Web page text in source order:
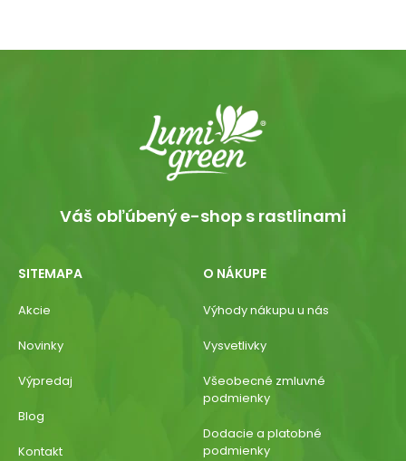
Váš obľúbený e-shop s rastlinami
SITEMAPA
Akcie
Novinky
Výpredaj
Blog
Kontakt
O NÁKUPE
Výhody nákupu u nás
Vysvetlivky
Všeobecné zmluvné
podmienky
Dodacie a platobné
podmienky